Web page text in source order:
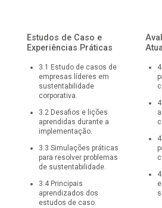
Estudos de Caso e
Experiências Práticas
3.1
Estudo de casos de
empresas líderes em
sustentabilidade
corporativa.
3.2 Desafios e lições
aprendidas durante a
implementação.
3.3 Simulações práticas
para resolver problemas
de sustentabilidade.
3.4 Principais
aprendizados dos
estudos de caso.
4.
4.
4.
4.